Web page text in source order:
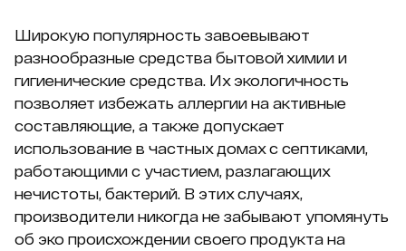
Широкую популярность завоевывают
разнообразные средства бытовой химии и
гигиенические средства. Их экологичность
позволяет избежать аллергии на активные
составляющие, а также допускает
использование в частных домах с септиками,
работающими с участием, разлагающих
нечистоты, бактерий. В этих случаях,
производители никогда не забывают упомянуть
об эко происхождении своего продукта на